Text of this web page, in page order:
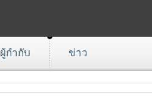
ผู้กำกับ ข่าว